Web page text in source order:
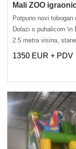
Mali ZOO
Potpuno novi
Dolazi s puhalicom \n
2.5 metra visina,
1350 EUR + PDV